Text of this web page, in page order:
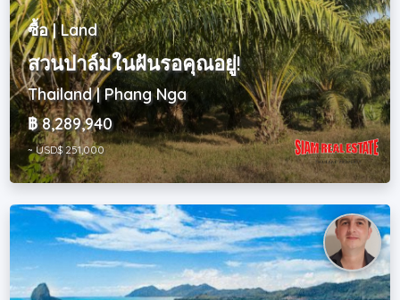
ซื้อ | Land
สวนปาล์มในฝันรอคุณอยู่!
Thailand | Phang Nga
฿ 8,289,940
~ USD$ 251,000